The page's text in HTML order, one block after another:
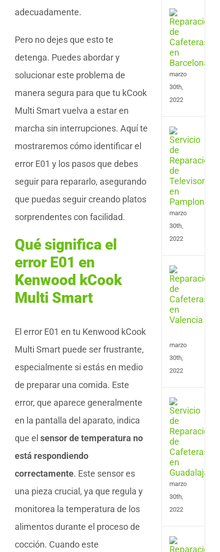
adecuadamente.
Pero no dejes que esto te
detenga. Puedes abordar y
solucionar este problema de
manera segura para que tu kCook
Multi Smart vuelva a estar en
marcha sin interrupciones. Aquí te
mostraremos cómo identificar el
error E01 y los pasos que debes
seguir para repararlo, asegurando
que puedas seguir creando platos
sorprendentes con facilidad.
Qué significa el
error E01 en
Kenwood kCook
Multi Smart
El error E01 en tu Kenwood kCook
Multi Smart puede ser frustrante,
especialmente si estás en medio
de preparar una comida. Este
error, que aparece generalmente
en la pantalla del aparato, indica
que el sensor de temperatura no
está respondiendo
correctamente. Este sensor es
una pieza crucial, ya que regula y
monitorea la temperatura de los
alimentos durante el proceso de
cocción. Cuando este
de
en
marzo
30th,
2022
de
en
marzo
30th,
2022
de
de
en
marzo
30th,
2022
de
en
marzo
30th,
2022